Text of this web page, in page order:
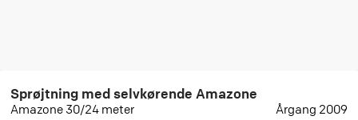
Sprøjtning med selvkørende Amazone
Amazone 30/24 meter Årgang 2009